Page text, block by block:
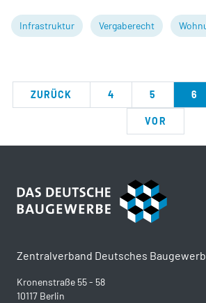
Infrastruktur Vergaberecht
ZURÜCK 4 5 6
VOR
Zentralverband Deutsches
Kronenstraße 55 - 58
10117 Berlin